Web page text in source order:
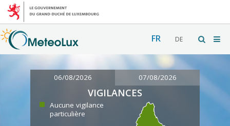
FR DE
06/08/2026 07/08/2026
VIGILANCES
Aucune vigilance
particulière